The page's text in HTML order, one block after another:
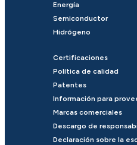
Energía
Semiconductor
Hidrógeno
Certificaciones
Política de calidad
Patentes
Información para
Marcas comerciales
Descargo de
Declaración sobre la